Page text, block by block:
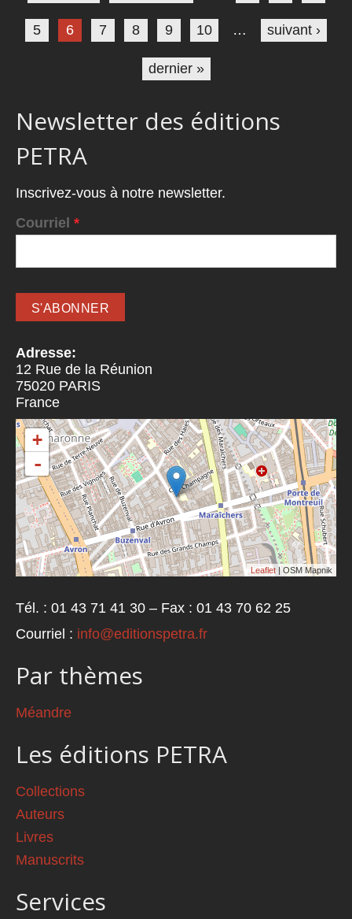
5 6 7 8 9 10 … suivant ›
dernier »
Newsletter des éditions
PETRA
Inscrivez-vous à notre newsletter.
Courriel *
Adresse:
12 Rue de la Réunion
75020 PARIS
France
+
-
Leaflet | OSM Mapnik
Tél. : 01 43 71 41 30 – Fax : 01 43 70 62 25
Courriel : info@editionspetra.fr
Par thèmes
Méandre
Les éditions PETRA
Collections
Auteurs
Livres
Manuscrits
Services